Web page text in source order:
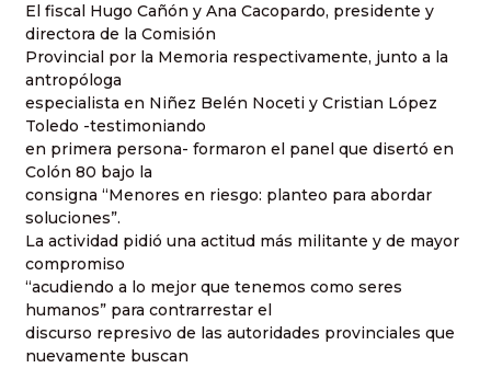
El fiscal Hugo Cañón y Ana Cacopardo, presidente y
directora de la Comisión
Provincial por la Memoria respectivamente, junto a la
antropóloga
especialista en Niñez Belén Noceti y Cristian López
Toledo -testimoniando
en primera persona- formaron el panel que disertó en
Colón 80 bajo la
consigna “Menores en riesgo: planteo para abordar
soluciones”.
La actividad pidió una actitud más militante y de mayor
compromiso
“acudiendo a lo mejor que tenemos como seres
humanos” para contrarrestar el
discurso represivo de las autoridades provinciales que
nuevamente buscan